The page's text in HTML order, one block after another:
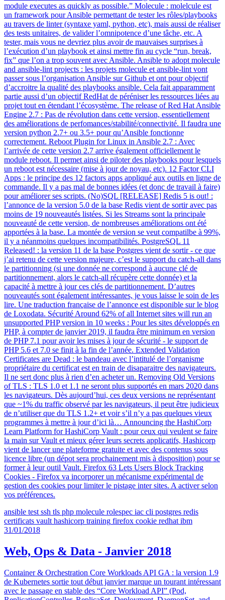
module executes as quickly as possible.” Molecule : molelcule est
un framework pour Ansible permettant de tester les rôles/playbooks
au travers de linter (syntaxe yaml, python, etc), mais aussi de réaliser
des tests unitaires, de valider l’omnipotence d’une tâche, etc. A
tester, mais vous ne devriez plus avoir de mauvaises surprises à
l’exécution d’un playbook et ainsi mettre fin au cycle “run, break,
fix” que l’on a trop souvent avec Ansible. Ansible to adopt molecule
and ansible-lint projects : les projets molecule et ansible-lint vont
passer sous l’organisation Ansible sur Github et ont pour objectif
d’accroitre la qualité des playbooks ansible. Cela fait apparamment
partie aussi d’un objectif RedHat de péréniser les ressources liées au
projet tout en étendant l’écosystème. The release of Red Hat Ansible
Engine 2.7 : Pas de révolution dans cette version, essentiellement
des améliorations de perfomances/stabilité/connectivité. Il faudra une
version python 2.7+ ou 3.5+ pour qu’Ansible fonctionne
correctement. Reboot Plugin for Linux in Ansible 2.7 : Avec
l’arrivée de cette version 2.7 arrive également officiellement le
module reboot. Il permet ainsi de piloter des playbooks pour lesquels
un reboot est nécessaire (mise à jour de noyau, etc). 12 Factor CLI
Apps : le principe des 12 factors apps appliqué aux outils en ligne de
commande. Il y a pas mal de bonnes idées (et donc de travail à faire)
pour améliorer ses scripts. (No)SQL [RELEASE] Redis 5 is out! :
l’annonce de la version 5.0 de la base Redis vient de sortir avec pas
moins de 19 nouveautés listées. Si les Streams sont la principale
nouveauté de cette version, de nombreuses améliorations ont été
apportées à la base. La montée de version se veut compatilbe à 99%,
il y a néanmoins quelques incompatibilités. PostgreSQL 11
Released! : la version 11 de la base Postgres vient de sortir - ce que
j’ai retenu de cette version majeure, c’est le support du catch-all dans
le partitionning (si une donnée ne correspond à aucune clé de
partitionnement, alors le catch-all récupère cette donnée) et la
capacité à mettre à jour ces clés de partitionnement. D’autres
nouveautés sont également intéressantes, je vous laisse le soin de les
lire. Une traduction française de l’annonce est disponible sur le blog
de Loxodata. Sécurité Around 62% of all Internet sites will run an
unsupported PHP version in 10 weeks : Pour les sites développés en
PHP, à compter de janvier 2019, il faudra être minimum en version
de PHP 7.1 pour avoir les mises à jour de sécurité - le support de
PHP 5.6 et 7.0 se finit à la fin de l’année. Extended Validation
Certificates are Dead : le bandeau avec l’intitulé de l’organisme
propriétaire du certificat est en train de disaparaitre des navigateurs.
Il ne sert donc plus à rien d’en acheter un. Removing Old Versions
of TLS : TLS 1.0 et 1.1 ne seront plus supportés en mars 2020 dans
les navigateurs. Dès aujourd’hui, ces deux versions ne représentant
que ~1% du traffic observé par les navigateurs, il peut être judicieux
de n’utiliser que du TLS 1.2+ et voir s’il n’y a pas quelques vieux
programmes à mettre à jour d’ici là… Announcing the HashiCorp
Learn Platform for HashiCorp Vault : pour ceux qui veulent se faire
la main sur Vault et mieux gérer leurs secrets applicatifs, Hashicorp
vient de lancer une plateforme gratuite et avec des contenus sous
licence libre (un dépot sera prochainement mis à disposition) pour se
former à leur outil Vault. Firefox 63 Lets Users Block Tracking
Cookies - Firefox va incorporer un mécanisme expérimental de
gestion des cookies pour limiter le pistage inter sites. A activer selon
vos préférences.
ansible test ssh tls php molecule rolespec iac cli postgres redis
certificats vault hashicorp training firefox cookie redhat ibm
31/01/2018
Web, Ops & Data - Janvier 2018
Container & Orchestration Core Workloads API GA : la version 1.9
de Kubernetes sortie tout début janvier marque un tourant intéressant
avec le passage en stable des “Core Workload API” (Pod,